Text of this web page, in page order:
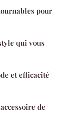
pour
qui vous
et efficacité
de